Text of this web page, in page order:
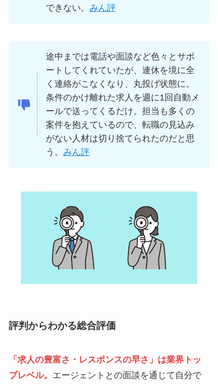
できない。みん評
途中までは電話や面談など色々とサポ
ートしてくれていたが、連休を境に全
く連絡がこなくなり、丸投げ状態に。
条件のかけ離れた求人を週に1回自動メ
ールで送ってくるだけ。担当も多くの
案件を抱えているので、転職の見込み
がない人材は切り捨てられたのだと思
う。みん評
評判からわかる総合評価
「求人の豊富さ・レスポンスの早さ」は業界トッ
プレベル。 エージェントとの面談を通じて自分で